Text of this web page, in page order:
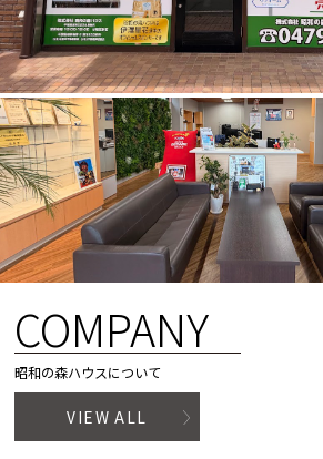
COMPANY
昭和の森ハウスについて
VIEW ALL